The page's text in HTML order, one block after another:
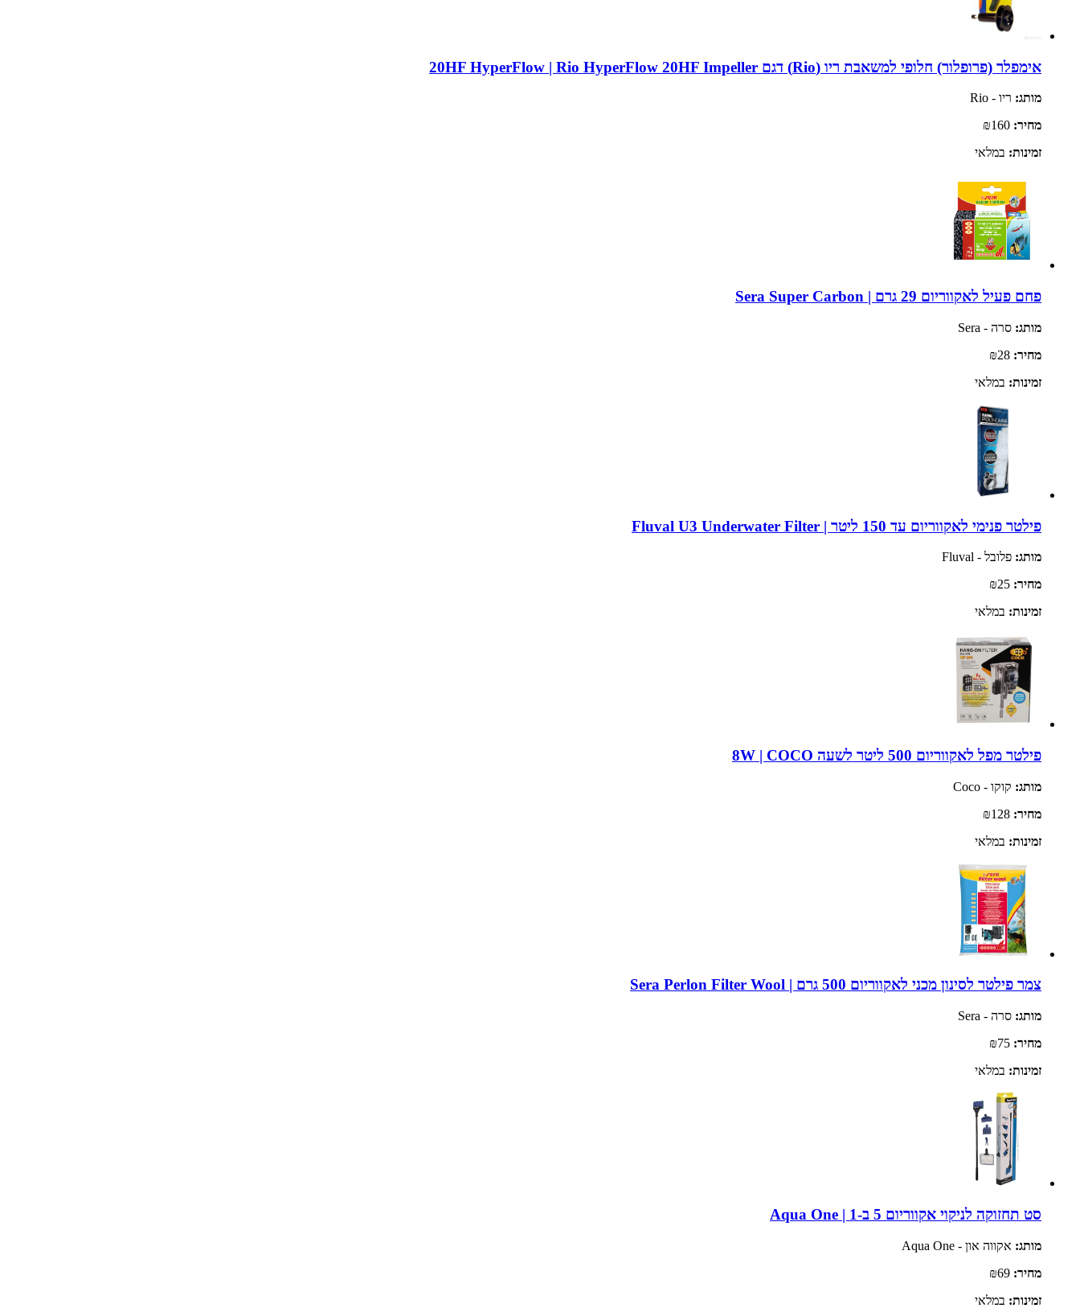
אימפלר (פרופלור) חלופי למשאבת ריו (Rio) דגם 20HF HyperFlow | Rio HyperFlow 20HF Impeller
מותג: ריו - Rio
מחיר:
זמינות: במלאי
פחם פעיל לאקווריום 29 גרם | Sera Super Carbon
מותג: סרה - Sera
מחיר:
זמינות: במלאי
פילטר פנימי לאקווריום עד 150 ליטר | Fluval U3 Underwater Filter
מותג: פלובל - Fluval
מחיר:
זמינות: במלאי
פילטר מפל לאקווריום 500 ליטר לשעה 8W | COCO
מותג: קוקו - Coco
מחיר:
זמינות: במלאי
צמר פילטר לסינון מכני לאקווריום 500 גרם | Sera Perlon Filter Wool
מותג: סרה - Sera
מחיר:
זמינות: במלאי
סט תחזוקה לניקוי אקווריום 5 ב-1 | Aqua One
מותג: אקווה און - Aqua One
מחיר:
זמינות: במלאי